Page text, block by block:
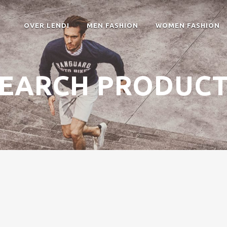
OVER LENDI MEN FASHION WOMEN FASHION